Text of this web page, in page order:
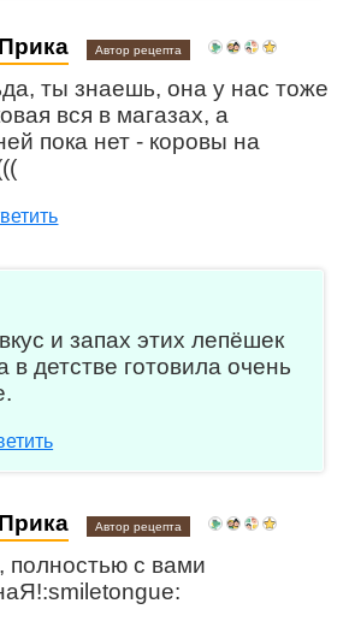
Автор рецепта
ты знаешь, она у нас тоже
вся в магазах, а
пока нет - коровы на
и запах этих лепёшек
в детстве готовила очень
Автор рецепта
полностью с вами